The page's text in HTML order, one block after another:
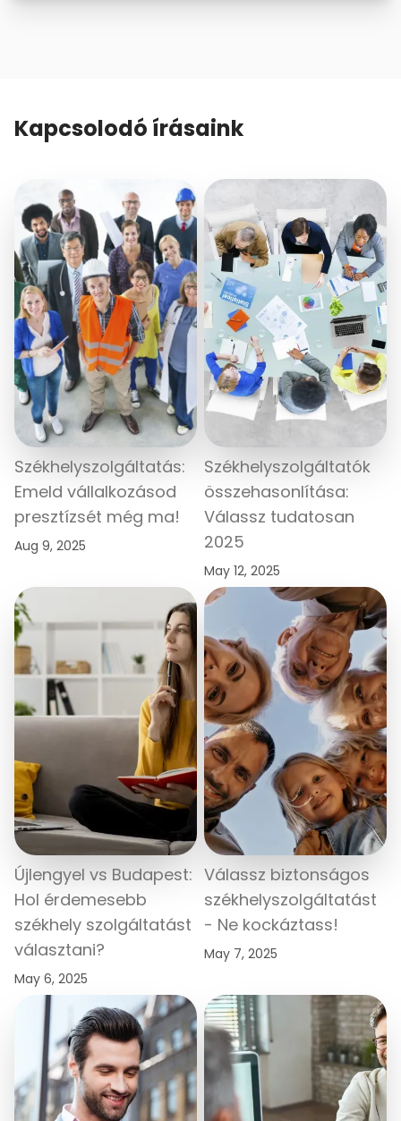
Kapcsolodó írásaink
Székhelyszolgáltatás:
Emeld vállalkozásod
presztízsét még ma!
Aug 9, 2025
Székhelyszolgáltatók
összehasonlítása:
Válassz tudatosan
2025
May 12, 2025
Újlengyel vs Budapest:
Hol érdemesebb
székhely szolgáltatást
választani?
May 6, 2025
Válassz biztonságos
székhelyszolgáltatást
- Ne kockáztass!
May 7, 2025